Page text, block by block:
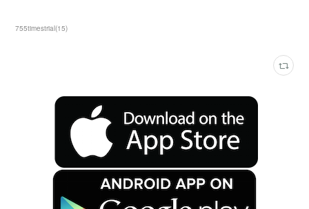
755timestrial(15)